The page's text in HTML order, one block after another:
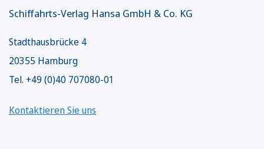
Schiffahrts-Verlag Hansa GmbH & Co. KG
Stadthausbrücke 4
20355 Hamburg
Tel. +49 (0)40 707080-01
Kontaktieren Sie uns